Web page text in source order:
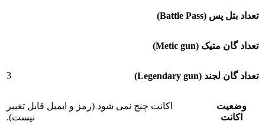
تعداد بتل پس (Battle Pass)
تعداد گان متیک (Metic gun)
تعداد گان لجند (Legendary gun) 3
وضعیت
اکانت
اکانت چنج نمی شود (رمز و ایمیل قابل تغییر
نیست).